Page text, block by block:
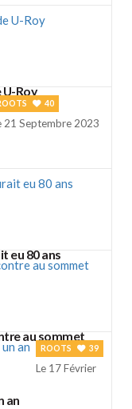
U-Roy
40
21 Septembre 2023
eu 80 ans
au sommet
ROOTS 39
Le 17 Février
an